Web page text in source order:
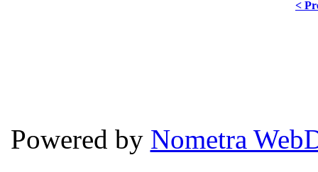
<
Powered by Nometra